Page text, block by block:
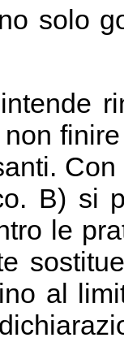
solo
B) si
le
al